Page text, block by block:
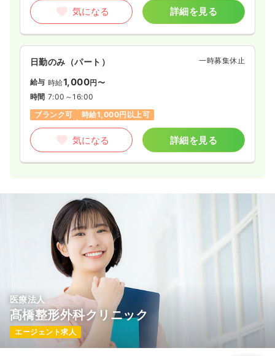
気になる 詳細を見る
日勤のみ（パート） 一時募集休止
給与 時給1,000円〜
時間 7:00～16:00
ブランク可
時給1,000円以上可
気になる 詳細を見る
医療法人
髙橋整形外科クリニック
エージェント求人